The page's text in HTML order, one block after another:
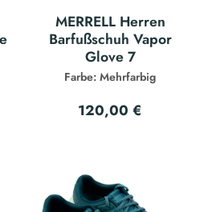
MERRELL Herren
Barfußschuh Vapor
Glove 7
Farbe: Mehrfarbig
120,00 €